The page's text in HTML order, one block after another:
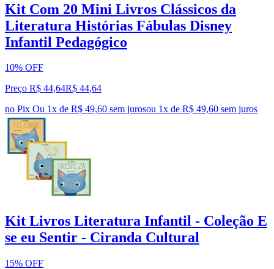
Kit Com 20 Mini Livros Clássicos da
Literatura Histórias Fábulas Disney
Infantil Pedagógico
10% OFF
Preço R$ 44,64R$ 44,64
no Pix Ou 1x de R$ 49,60 sem jurosou 1x de R$ 49,60 sem juros
Kit Livros Literatura Infantil - Coleção E
se eu Sentir - Ciranda Cultural
15% OFF